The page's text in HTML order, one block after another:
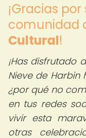
¡Gracias
comunidad
Cultural!
¡Has disfrutado
Nieve de Harbin
¿por qué no
en tus redes
vivir esta
otras